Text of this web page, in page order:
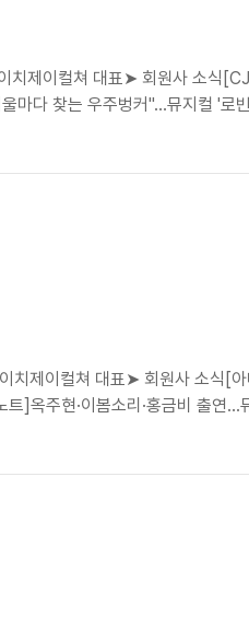
제이컬쳐 대표➤ 회원사 소식
다 찾는 우주벙커"…뮤지컬 '로
제이컬쳐 대표➤ 회원사 소식[
주현·이봄소리·홍금비 출연…